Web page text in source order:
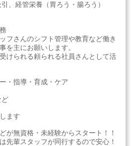
、経管栄養（胃ろう・腸ろう）
フさんのシフト管理や教育など働き
を主にお願いします。
けられる頼られる社員さんとして活
・指導・育成・ケア
ど
ます
が無資格・未経験からスタート！！
先輩スタッフが同行するので安心！